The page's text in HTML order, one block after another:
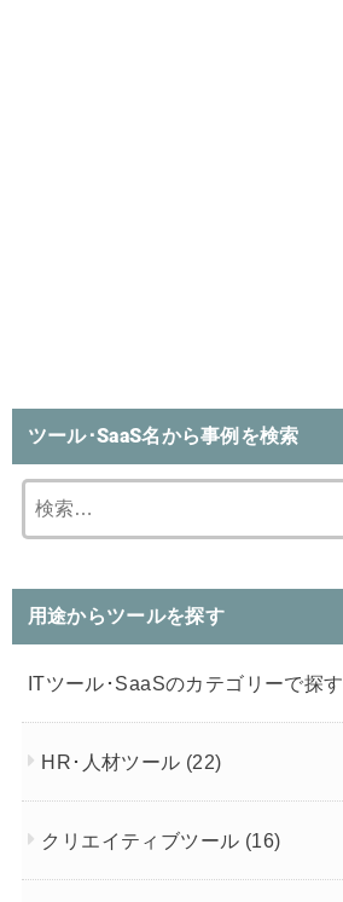
ツール･SaaS名から事例を検索
索:
用途からツールを探す
ITツール･SaaSのカテゴリーで探す
HR･人材ツール (22)
クリエイティブツール (16)